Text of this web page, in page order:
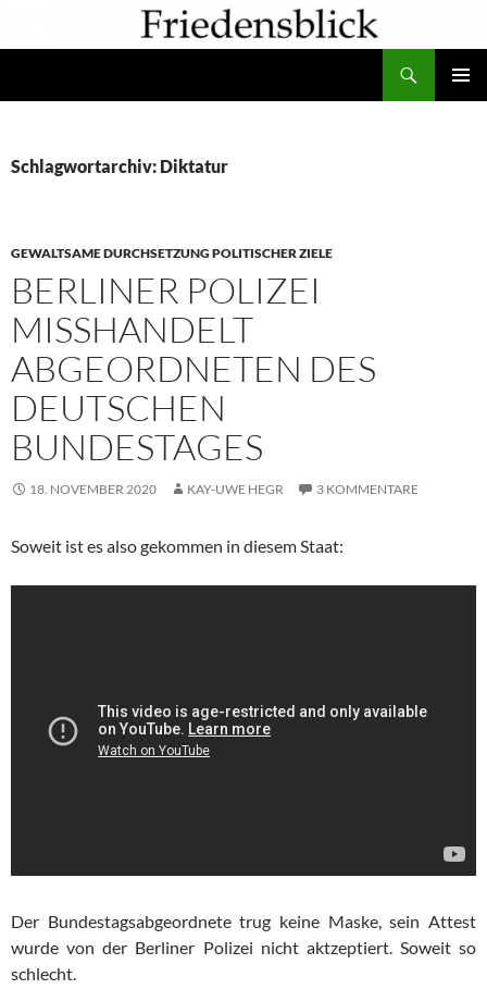
Schlagwortarchiv: Diktatur
GEWALTSAME DURCHSETZUNG POLITISCHER ZIELE
BERLINER POLIZEI
MISSHANDELT
ABGEORDNETEN DES
DEUTSCHEN
BUNDESTAGES
18. NOVEMBER 2020 KAY-UWE HEGR 3 KOMMENTARE
Soweit ist es also gekommen in diesem Staat:
Der Bundestagsabgeordnete trug keine Maske, sein Attest
wurde von der Berliner Polizei nicht aktzeptiert. Soweit so
schlecht.